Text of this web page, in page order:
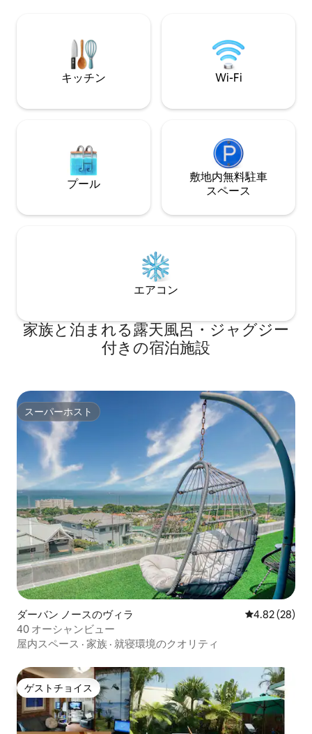
のままビーチまで歩きましょう。 素晴ら
しい新鮮な魚料理を食べに行ったり、カ
レーや中華料理を食べに行ったり、マッ
ケウルタン通りに行けば、さらに多くの
レストランやバーがあります。 このエリ
アでは、とてもリーズナブルな価格の
魔することはありません。Khombiがアパ
ートの鍵をお渡しします。 彼女はご都合
のよいときに清掃をします。 何か必要な
ものがあれば、お気軽にお電話くださ
い。 お子様に適した寝室用ソファーがあ
ります。 キャンパー用ベッドとハイチェ
ーンエステートに
フェがあります。
キッチン Wi-Fi
プール
敷地内無料駐⁠車
ス⁠ペ⁠ー⁠ス
エアコン
家族と泊まれる露天風呂・ジャグジー
付きの宿泊施設
スーパーホスト
スーパーホスト
ダーバン ノースのヴィラ レビュー28
4.82 (28)
40 オーシャンビュー
屋内スペース · 家族 · 就寝環境のクオリティ
ゲストチョイス
ゲストチョイス